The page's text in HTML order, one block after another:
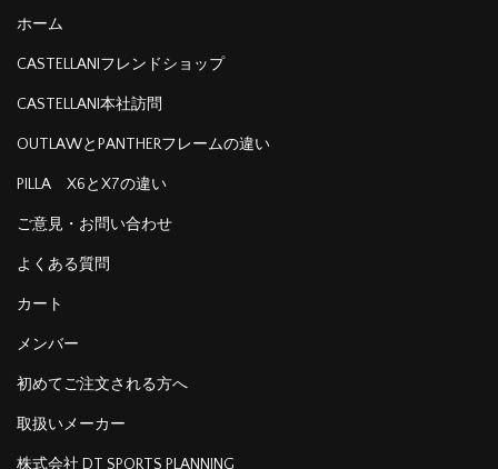
ホーム
CASTELLANIフレンドショップ
CASTELLANI本社訪問
OUTLAWとPANTHERフレームの違い
PILLA X6とX7の違い
ご意見・お問い合わせ
よくある質問
カート
メンバー
初めてご注文される方へ
取扱いメーカー
株式会社 DT SPORTS PLANNING